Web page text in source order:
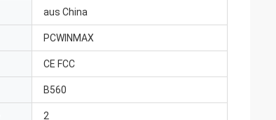
aus China
PCWINMAX
CE FCC
B560
2